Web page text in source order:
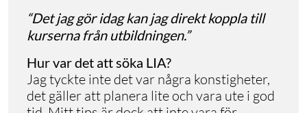
“Det jag gör idag kan jag direkt koppla till
kurserna från utbildningen.”
Hur var det att söka LIA?
Jag tyckte inte det var några konstigheter,
det gäller att planera lite och vara ute i god